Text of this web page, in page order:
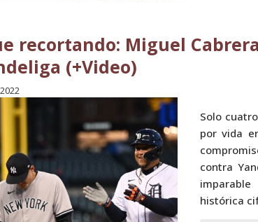
recortando: Miguel
(+Video)
Solo
por vida
contra
histórica